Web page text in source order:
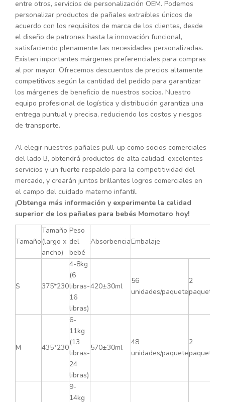
entre otros, servicios de personalización OEM. Podemos
personalizar productos de pañales extraíbles únicos de
acuerdo con los requisitos de marca de los clientes, desde
el diseño de patrones hasta la innovación funcional,
satisfaciendo plenamente las necesidades personalizadas.
Existen importantes márgenes preferenciales para compras
al por mayor. Ofrecemos descuentos de precios altamente
competitivos según la cantidad del pedido para garantizar
los márgenes de beneficio de nuestros socios. Nuestro
equipo profesional de logística y distribución garantiza una
entrega puntual y precisa, reduciendo los costos y riesgos
de transporte.
Al elegir nuestros pañales pull-up como socios comerciales
del lado B, obtendrá productos de alta calidad, excelentes
servicios y un fuerte respaldo para la competitividad del
mercado, y crearán juntos brillantes logros comerciales en
el campo del cuidado materno infantil.
¡Obtenga más información y experimente la calidad
superior de los pañales para bebés Momotaro hoy!
Tamaño
Tamaño
(largo x
ancho)
Peso
del
bebé
AbsorbenciaEmbalaje
S 375*230
4-8kg
(6
libras-
16
libras)
420±30ml
56
unidades/paquete
2
paquetes/
M 435*230
6-
11kg
(13
libras-
24
libras)
570±30ml
48
unidades/paquete
2
paquetes/
9-
14kg